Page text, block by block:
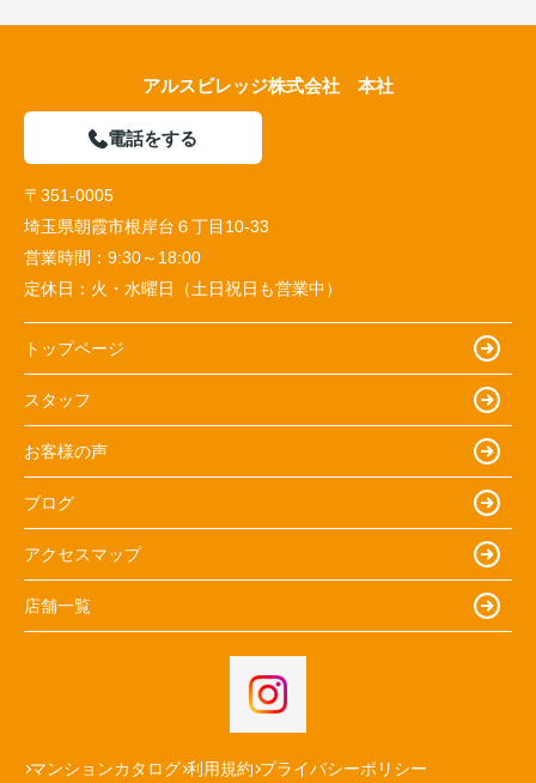
アルスビレッジ株式会社 本社
電話をする
〒351-0005
埼玉県朝霞市根岸台６丁目10-33
営業時間： 9:30～18:00
定休日： 火・水曜日（土日祝日も営業中）
トップページ
スタッフ
お客様の声
ブログ
アクセスマップ
店舗一覧
マンションカタログ 利用規約 プライバシーポリシー